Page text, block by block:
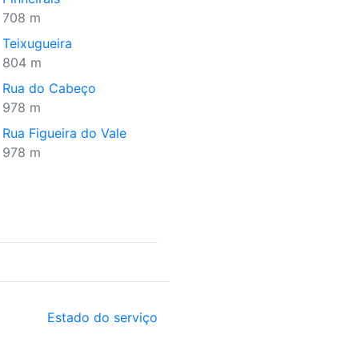
708 m
Teixugueira
804 m
Rua do Cabeço
978 m
Rua Figueira do Vale
978 m
Estado do serviço